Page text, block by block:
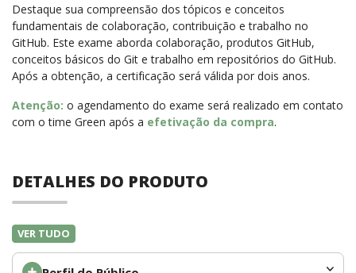
Destaque sua compreensão dos tópicos e conceitos
fundamentais de colaboração, contribuição e trabalho no
GitHub. Este exame aborda colaboração, produtos GitHub,
conceitos básicos do Git e trabalho em repositórios do GitHub.
Após a obtenção, a certificação será válida por dois anos.
Atenção: o agendamento do exame será realizado em contato
com o time Green após a efetivação da compra.
DETALHES DO PRODUTO
VER TUDO